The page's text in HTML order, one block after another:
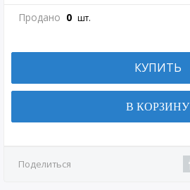
Продано 0 шт.
КУПИТЬ
В КОРЗИНУ
Поделиться